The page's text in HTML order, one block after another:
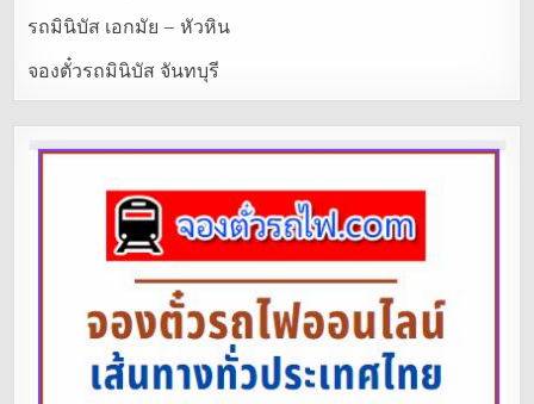
รถมินิบัส เอกมัย – หัวหิน
จองตั๋วรถมินิบัส จันทบุรี